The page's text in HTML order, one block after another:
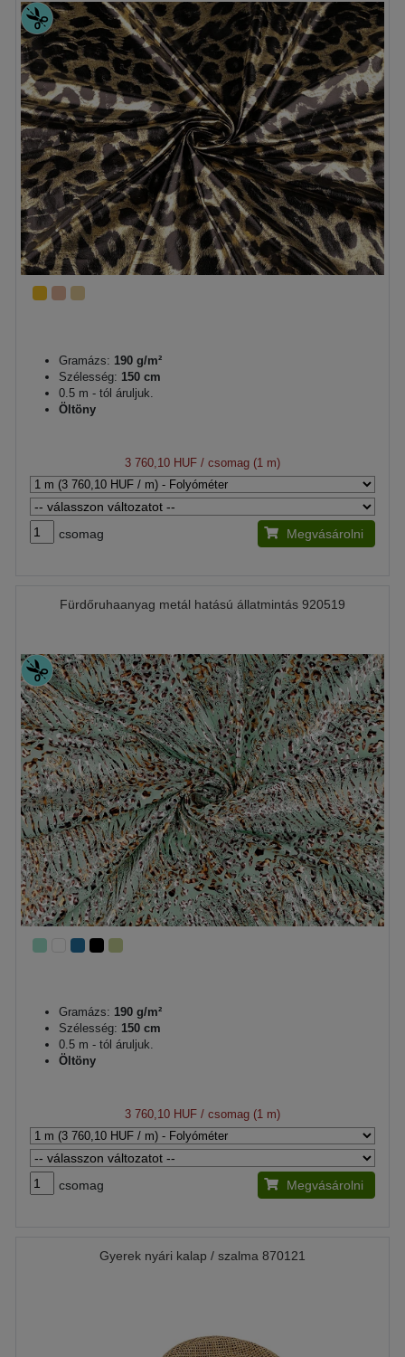
Gramázs: 190 g/m²
Szélesség: 150 cm
0.5 m - tól áruljuk.
Öltöny
3 760,10 HUF / csomag (1 m)
csomag Megvásárolni
Fürdőruhaanyag metál hatású állatmintás 920519
Gramázs: 190 g/m²
Szélesség: 150 cm
0.5 m - tól áruljuk.
Öltöny
3 760,10 HUF / csomag (1 m)
csomag Megvásárolni
Gyerek nyári kalap / szalma 870121